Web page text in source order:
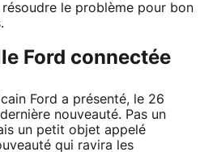
le problème pour bon
Ford connectée
Ford a présenté, le 26
nouveauté. Pas un
un petit objet appelé
qui ravira les